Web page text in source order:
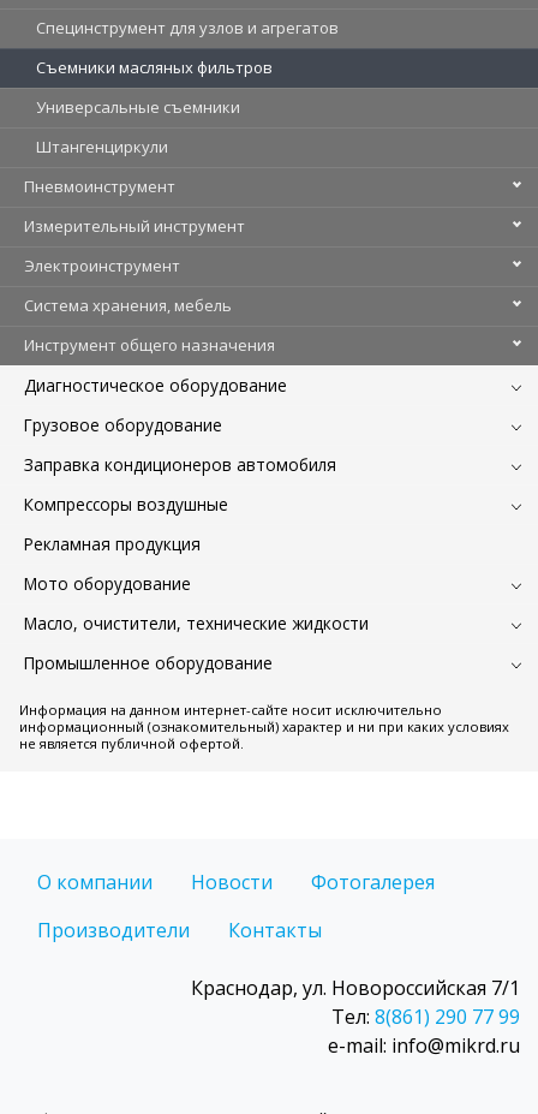
Специнструмент для узлов и агрегатов
Съемники масляных фильтров
Универсальные съемники
Штангенциркули
Пневмоинструмент
Измерительный инструмент
Электроинструмент
Система хранения, мебель
Инструмент общего назначения
Диагностическое оборудование
Грузовое оборудование
Заправка кондиционеров автомобиля
Компрессоры воздушные
Рекламная продукция
Мото оборудование
Масло, очистители, технические жидкости
Промышленное оборудование
Информация на данном интернет-сайте носит исключительно
информационный (ознакомительный) характер и ни при каких условиях
не является публичной офертой.
О компании Новости
Фотогалерея
Производители
Контакты
Краснодар, ул. Новороссийская 7/1
Тел: 8(861) 290 77 99
e-mail: info@mikrd.ru